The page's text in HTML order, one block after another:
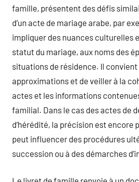
famille, présentent des défis
d’un acte de mariage arabe, par
impliquer des nuances culturelles
statut du mariage, aux noms des
situations de résidence. Il convient
approximations et de veiller à la
actes et les informations
familial. Dans le cas des actes de
d’hérédité, la précision est encore
peut influencer des procédures
succession ou à des démarches